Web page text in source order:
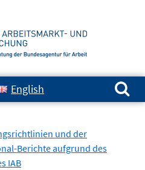
English
Suchen nach:
und der
Berichte aufgrund des
IAB